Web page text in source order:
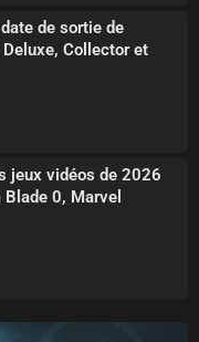
de sortie de
Collector et
jeux vidéos de 2026
Blade 0, Marvel